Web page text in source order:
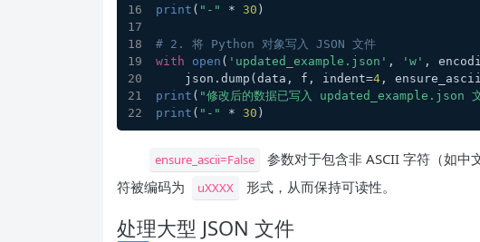
print ( "-" * 30 )
# 2. 将 Python 对象写入 JSON 文件
with
open ( 'updated_example.json' , 'w' ,
    json.dump(data, f, indent=
4 ,
print ( "修改后的数据已写入 updated_example.json
print ( "-" * 30 )
ensure_ascii=False
参数对于包含非 ASCII 字符（如中
符被编码为
uXXXX 形式，从而保持可读性。
处理大型 JSON 文件